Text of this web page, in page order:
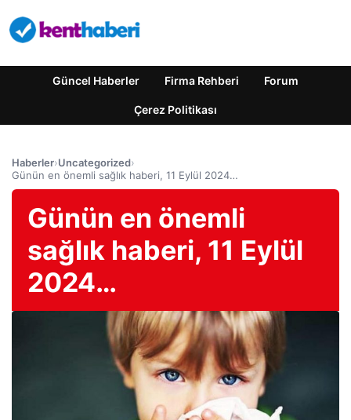
Güncel Haberler Firma Rehberi Forum
Çerez Politikası
Haberler›Uncategorized›
Günün en önemli sağlık haberi, 11 Eylül 2024…
Günün en önemli
sağlık haberi, 11 Eylül
2024…